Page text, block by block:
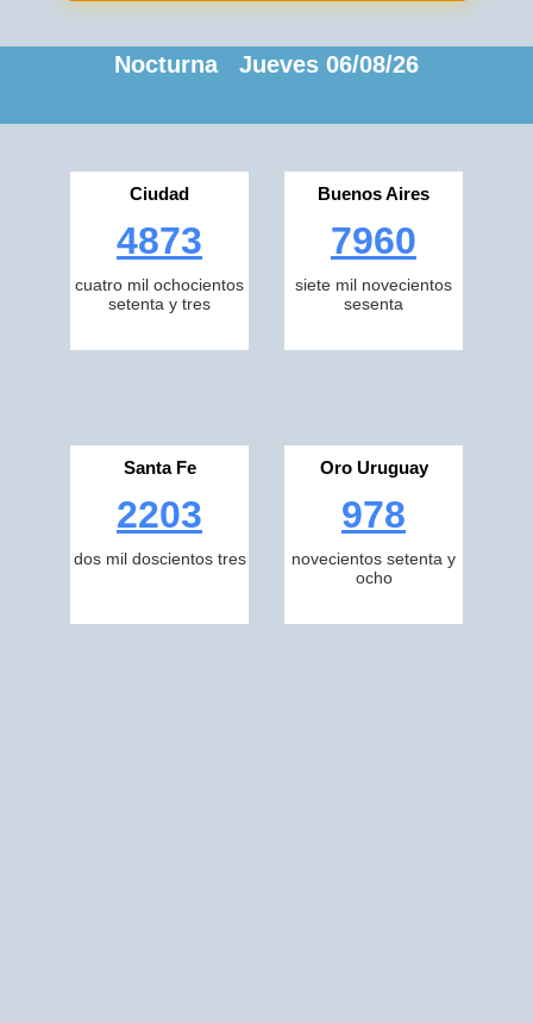
Nocturna Jueves 06/08/26
Ciudad
4873
cuatro mil ochocientos
setenta y tres
Buenos Aires
7960
siete mil novecientos
sesenta
Santa Fe
2203
dos mil doscientos tres
Oro Uruguay
978
novecientos setenta y
ocho